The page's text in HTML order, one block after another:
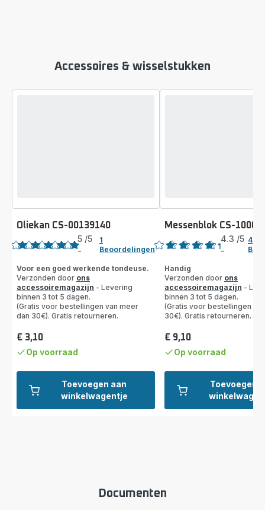
Accessoires & wisselstukken
Toevoegen aan
winkelwagentje
Oliekan CS-00139140
Beoordeling
met
5
sterren
(gemiddeld)
5 /5
-
1
Beoordelingen
Voor een goed werkende tondeuse.
Verzonden door ons
accessoiremagazijn - Levering
binnen 3 tot 5 dagen.
(Gratis voor bestellingen van meer
dan 30€). Gratis retourneren.
Prijs
€ 3,10
Op voorraad
Toevoegen
Messenblok CS-
Beoordeling
4.3 /5
-
4
Handig
Verzonden door ons
accessoiremagazijn -
binnen 3 tot 5 dagen.
(Gratis voor bestellingen
30€). Gratis retourneren.
Prijs
€ 9,10
Op voorraad
Documenten